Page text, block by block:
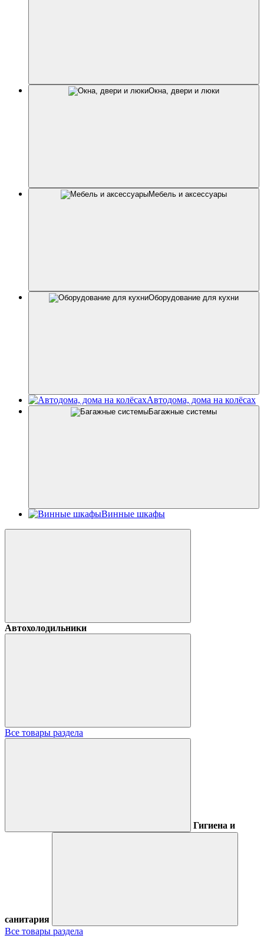
Окна, двери и люки
Мебель и аксессуары
Оборудование для кухни
Автодома, дома на колёсах
Багажные системы
Винные шкафы
Автохолодильники
Все товары раздела
Гигиена и
санитария
Все товары раздела